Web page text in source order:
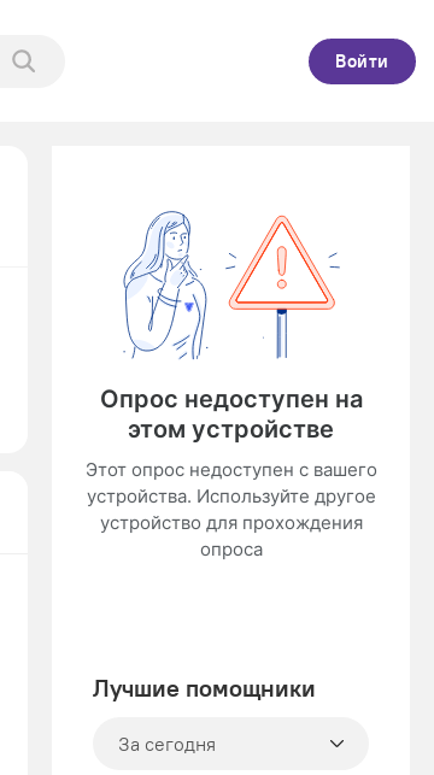
Войти
Лучшие помощники
За сегодня